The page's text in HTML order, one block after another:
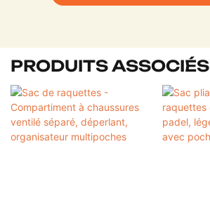
PRODUITS ASSOCIÉS